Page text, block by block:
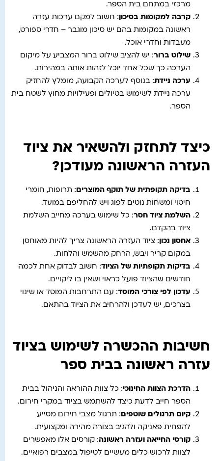
מרכזי במתחם בית הספר.
קרבה למקומות בסיכון : חשוב למקם ערכות עזרה
ראשונה במקומות בהם יש סיכון מוגבר – חדרי ספורט,
מעבדות וחדרי אוכל.
שילוט ברור: יש להציב שילוט ברור המצביע על מיקום
הערכה כך שכל אחד יוכל לזהות אותה במהירות.
ערכה ניידת: בנוסף לערכה הקבועה, מומלץ להחזיק
ערכה ניידת לשימוש בטיולים ופעילויות מחוץ לשטח בית
הספר.
כיצד לתחזק ולהשאיר את ציוד
העזרה הראשונה מעודכן?
בדיקה תקופתית של תוקף המוצרים: תרופות, חומרי
חיטוי ומשחות נוטים לפוג ויש להחליפם במועד.
השלמת ציוד חסר: כל שימוש בערכה מחייב השלמת
ציוד בהקדם.
אחסון נכון : ציוד העזרה הראשונה צריך להיות מאוחסן
במקום קריר ויבש, הרחק מהשמש והלחות.
בדיקות תקופתיות של הציוד: חשוב לבדוק אחת לכמה
חודשים שהציוד פועל כראוי ושאין בו ליקויים.
עדכון לפי צורכי המוסד: עם התרחבות המוסד או שינוי
בצרכים, יש לעדכן ולהרחיב את הציוד בהתאם.
חשיבות ההכשרה לשימוש בציוד
עזרה ראשונה בבית ספר
הדרכת הצוות החינוכי: כל צוות ההוראה והניהול בבית
הספר חייב לדעת כיצד להשתמש בציוד במקרי חירום.
קיום תרגולים שוטפים : תרגול מצבי חירום מסייע
להפחית פאניקה ולהגיב בצורה מהירה ומקצועית.
קורסי החייאה ועזרה ראשונה: קורסים אלו מאפשרים
לצוות לרכוש כלים מעשיים לטיפול במצבים רפואיים.